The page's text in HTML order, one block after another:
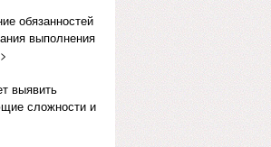
обязанностей
выполнения
выявить
сложности и